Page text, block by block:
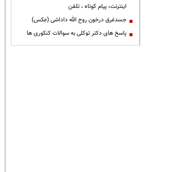
اینترنت، پیام کوتاه ، تلفن
جسدغرق درخون روح الله داداشی (عکس)
پاسخ های دکتر توکلی به سوالات کنکوری ها